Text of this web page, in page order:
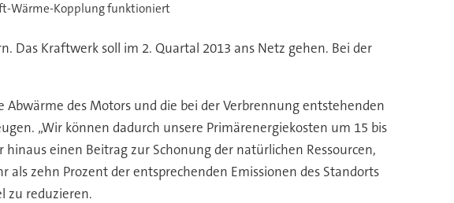
Wärme-Kopplung funktioniert
Das Kraftwerk soll im 2. Quartal 2013 ans Netz gehen. Bei der
des Motors und die bei der Verbrennung entstehenden
„Wir können dadurch unsere Primärenergiekosten um 15 bis
einen Beitrag zur Schonung der natürlichen Ressourcen,
zehn Prozent der entsprechenden Emissionen des Standorts
zu reduzieren.